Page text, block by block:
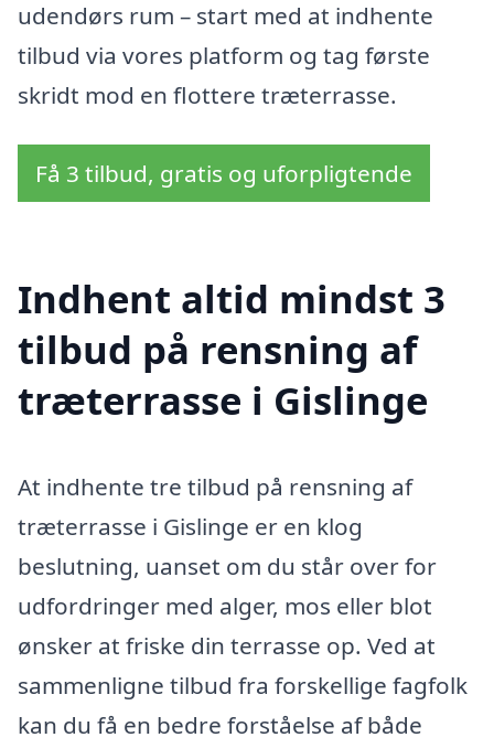
udendørs rum – start med at indhente
tilbud via vores platform og tag første
skridt mod en flottere træterrasse.
Få 3 tilbud, gratis og uforpligtende
Indhent altid mindst 3
tilbud på rensning af
træterrasse i Gislinge
At indhente tre tilbud på rensning af
træterrasse i Gislinge er en klog
beslutning, uanset om du står over for
udfordringer med alger, mos eller blot
ønsker at friske din terrasse op. Ved at
sammenligne tilbud fra forskellige fagfolk
kan du få en bedre forståelse af både